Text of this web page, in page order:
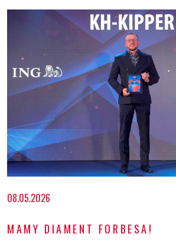
08.05.2026
MAMY DIAMENT FORBESA!